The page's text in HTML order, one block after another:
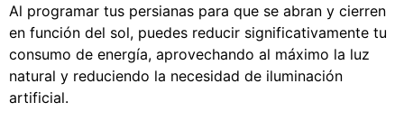
Al programar tus persianas para que se abran y cierren
en función del sol, puedes reducir significativamente tu
consumo de energía, aprovechando al máximo la luz
natural y reduciendo la necesidad de iluminación
artificial.